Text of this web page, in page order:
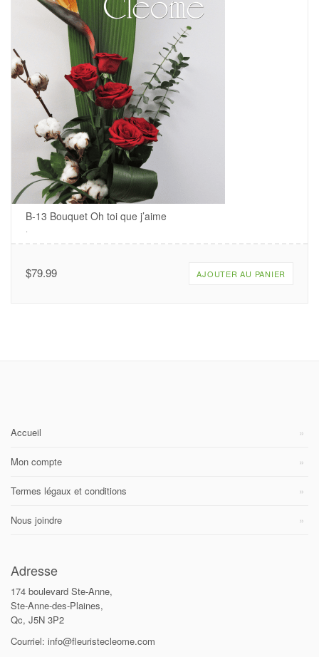
B-13 Bouquet Oh toi que j’aime
.
$79.99 AJOUTER AU PANIER
Accueil
Mon compte
Termes légaux et conditions
Nous joindre
Adresse
174 boulevard Ste-Anne,
Ste-Anne-des-Plaines,
Qc, J5N 3P2
Courriel: info@fleuristecleome.com